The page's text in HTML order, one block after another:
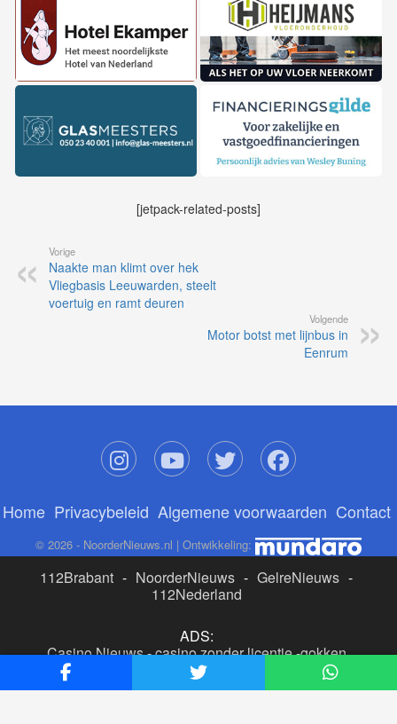
[jetpack-related-posts]
Vorige
Naakte man klimt over hek
Vliegbasis Leeuwarden, steelt
voertuig en ramt deuren
Volgende
Motor botst met lijnbus in
Eenrum
Home Privacybeleid Algemene voorwaarden Contact
© 2026 - NoorderNieuws.nl | Ontwikkeling:
112Brabant - NoorderNieuws - GelreNieuws -
112Nederland
ADS:
Casino Nieuws-casino zonder licentie-gokken
buitenlandse site
beste online casino nederland